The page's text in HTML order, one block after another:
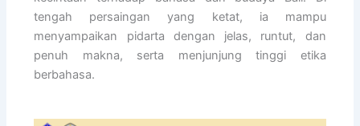
tengah persaingan yang ketat, ia mampu
menyampaikan pidarta dengan jelas, runtut, dan
penuh makna, serta menjunjung tinggi etika
berbahasa.